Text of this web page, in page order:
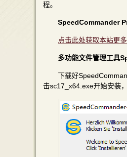
程。
SpeedCommander
点击此处获取本站更
多功能文件管理工具
下载好
击sc17_x64.exe开始安装